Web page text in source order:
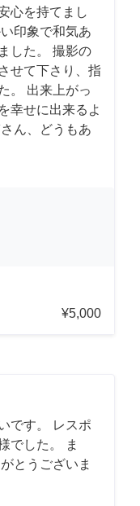
心を持てまし
印象で和気あ
した。 撮影の
せて下さり、指
。 出来上がっ
幸せに出来るよ
ん、どうもあ
¥5,000
です。 レスポ
でした。 ま
とうございま